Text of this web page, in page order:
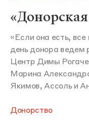
«Если она есть,
день донора ведем
Центр Димы
Марина
Якимов, Ассоль и
Донорство